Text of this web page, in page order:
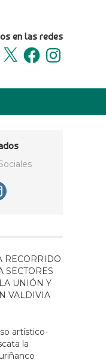
en las redes
X
FacebookInstagram
RECORRIDO
SECTORES
UNIÓN Y
VALDIVIA
artístico-
la